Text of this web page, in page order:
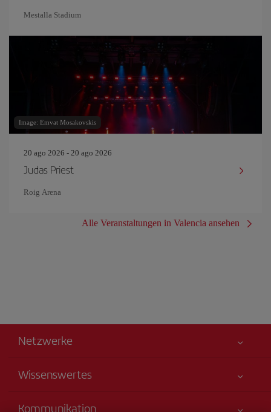
Mestalla Stadium
Image: Emvat Mosakovskis
20 ago 2026 - 20 ago 2026
Judas Priest
Roig Arena
Alle Veranstaltungen in Valencia ansehen
Netzwerke
Wissenswertes
Erklärung zur Barrierefreiheit
Kommunikation